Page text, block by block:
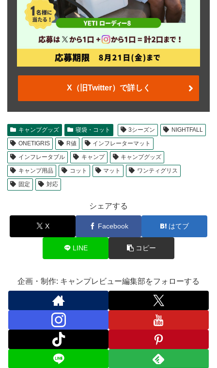
X（旧Twitter）で詳しく
キャンプグッズ 寝袋・コット 3シーズン
NIGHTFALL
ONETIGRIS
R値
インフレーターマット
インフレータブル
キャンプ
キャンプグッズ
キャンプ用品
コット マット
ワンティグリス
固定
対応
シェアする
X Facebook はてブ
LINE コピー
企画・制作: キャンプレビュー編集部をフォローする